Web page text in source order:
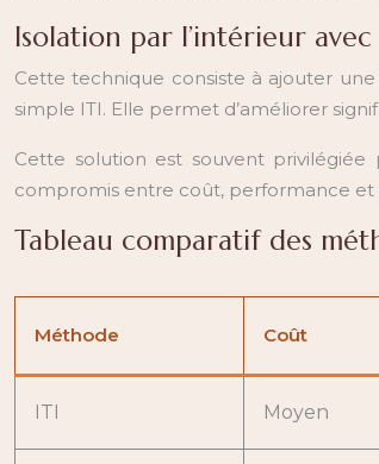
Isolation par l’intérieur
Cette technique consiste à ajouter
simple ITI. Elle permet d’améliorer
Cette solution est souvent
compromis entre coût, performance et
Tableau comparatif des
Méthode Coût
ITI Moyen